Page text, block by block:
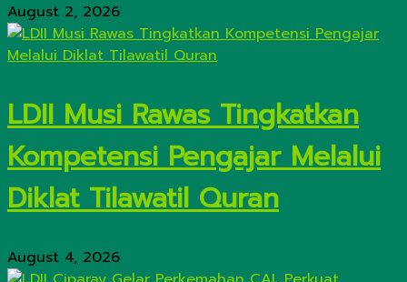
August 2, 2026
LDII Musi Rawas Tingkatkan
Kompetensi Pengajar Melalui
Diklat Tilawatil Quran
August 4, 2026